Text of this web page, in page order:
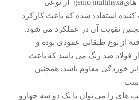
در بوستر پمپ هایgenio multihexa از نوعی
شده که باعث کارکرد
آن در عملکرد می شود.
طبقاتی عمودی بوده و
ضد زنگ می باشد که باعث
مقاوم باشد. همچنین
می توان با یک دو سه چهارو